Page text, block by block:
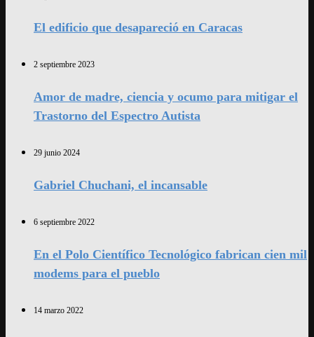
El edificio que desapareció en Caracas
2 septiembre 2023
Amor de madre, ciencia y ocumo para mitigar el
Trastorno del Espectro Autista
29 junio 2024
Gabriel Chuchani, el incansable
6 septiembre 2022
En el Polo Científico Tecnológico fabrican cien mil
modems para el pueblo
14 marzo 2022